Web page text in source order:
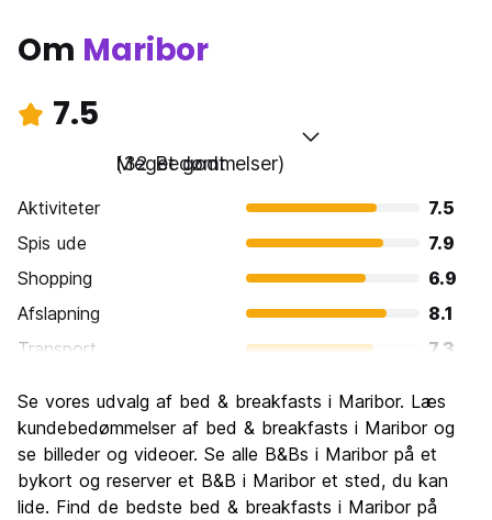
Om Maribor
7.5
Meget godt
(32 Bedømmelser)
Aktiviteter
7.5
Spis ude
7.9
Shopping
6.9
Afslapning
8.1
Transport
7.3
Kultur
7.9
Fester
7.0
Værdi for pengene
8.2
Se vores udvalg af bed & breakfasts i Maribor. Læs
kundebedømmelser af bed & breakfasts i Maribor og
se billeder og videoer. Se alle B&Bs i Maribor på et
bykort og reserver et B&B i Maribor et sted, du kan
lide. Find de bedste bed & breakfasts i Maribor på